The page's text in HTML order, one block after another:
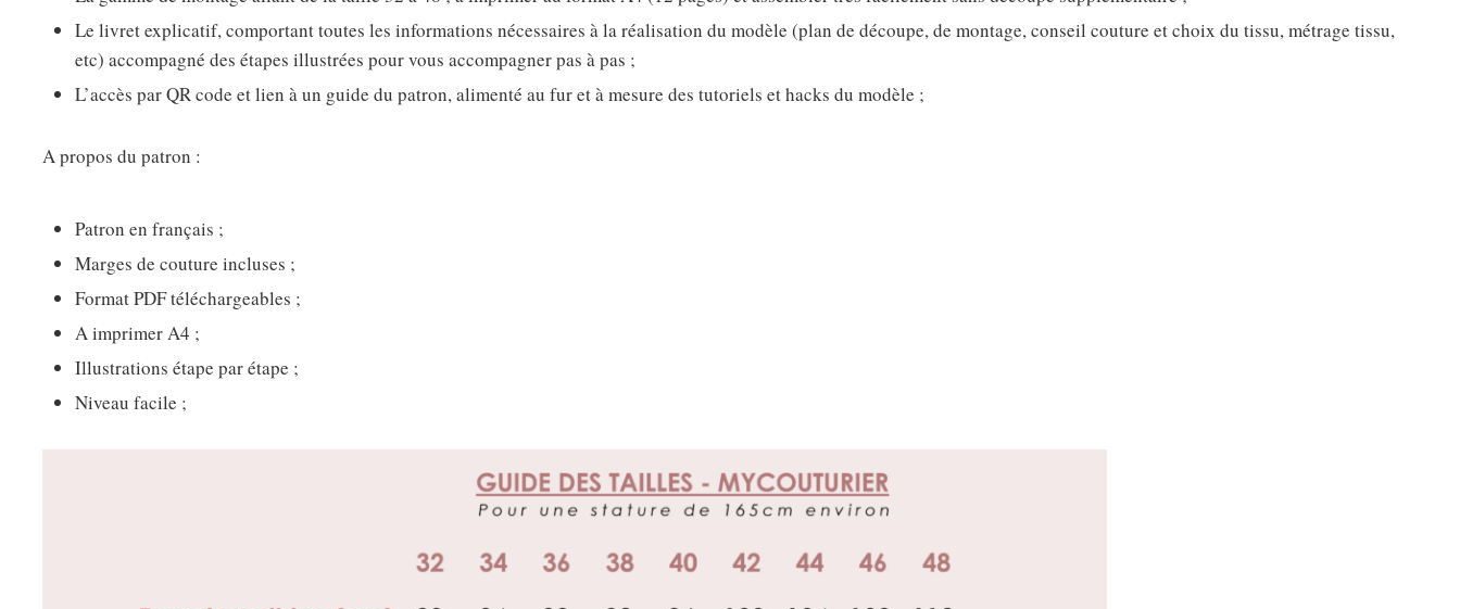
Le livret explicatif, comportant toutes les informations nécessaires à la réalisation du modèle (plan de découpe, de montage, conseil couture et choix du tissu, métrage tissu,
etc) accompagné des étapes illustrées pour vous accompagner pas à pas ;
L’accès par QR code et lien à un guide du patron, alimenté au fur et à mesure des tutoriels et hacks du modèle ;
A propos du patron :
Patron en français ;
Marges de couture incluses ;
Format PDF téléchargeables ;
A imprimer A4 ;
Illustrations étape par étape ;
Niveau facile ;